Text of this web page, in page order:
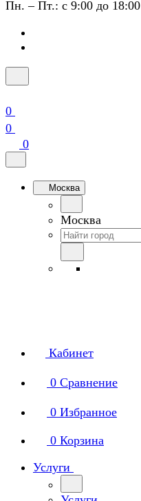
Пн. – Пт.: с 9:00 до 18:00
0
0
0
Москва
Москва
Кабинет
0 Сравнение
0 Избранное
0 Корзина
Услуги